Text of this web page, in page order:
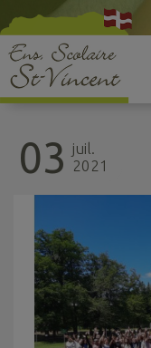
03 juil.
2021